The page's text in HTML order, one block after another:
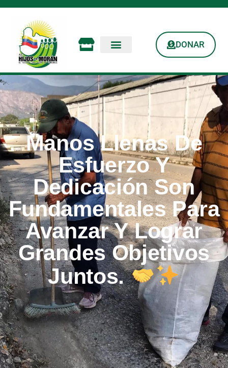
DONAR
Manos Llenas De
Esfuerzo Y
Dedicación Son
Fundamentales Para
Avanzar Y Lograr
Grandes Objetivos
Juntos.